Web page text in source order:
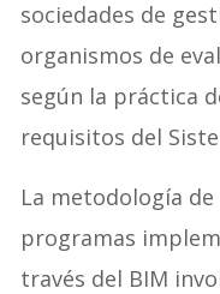
sociedades de
organismos de
según la práctica
requisitos del
La metodología
programas
través del BIM